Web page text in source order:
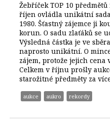
Žebříček TOP 10
říjen ovládla unikátní
1980. Šťastný zájemce ji
korun. O sadu zlaťáků se
Výsledná částka je ve
naprosto unikátní. O
zájem, protože jejich cena
Celkem v říjnu prošly
starožitné předměty za
aukce aukro rekordy